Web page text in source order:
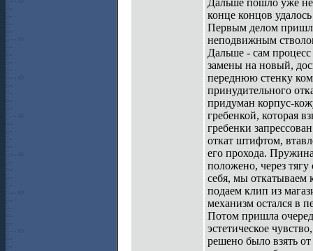
Дальше пошло уже не
конце концов
Первым делом
неподвижным
Дальше - сам
замены на новый,
переднюю стенку
принудительного
придуман корпус-
гребенкой, которая
гребенки
откат штифтом,
его прохода.
положено, через
себя, мы откатываем
подаем клип из
механизм остался в
Потом пришла
эстетическое
решено было взять